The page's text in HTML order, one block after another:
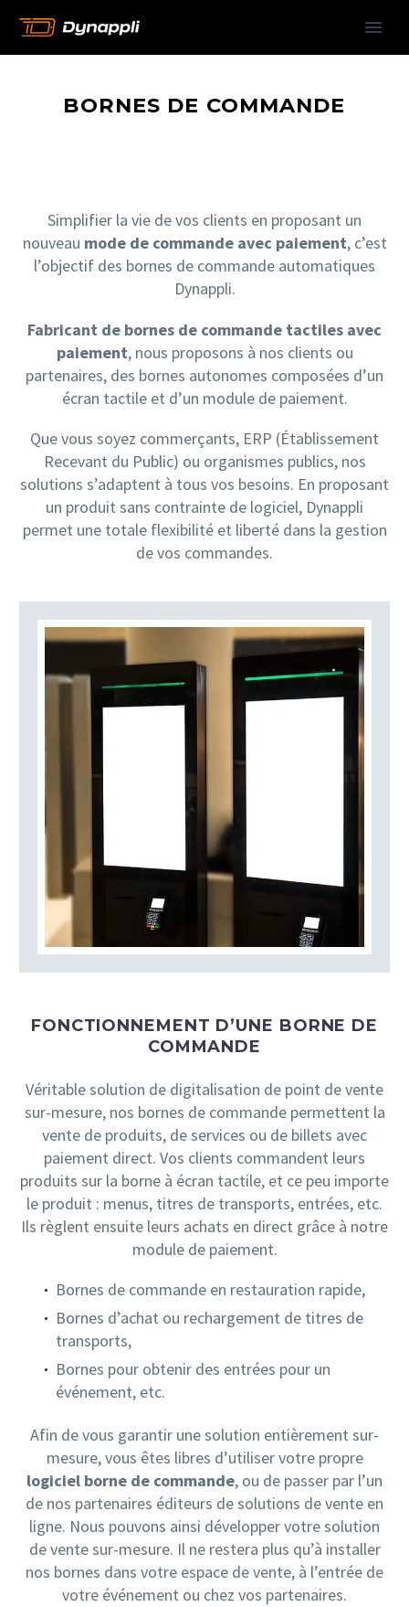
BORNES DE COMMANDE
Simplifier la vie de vos clients en proposant un
nouveau mode de commande avec paiement, c’est
l’objectif des bornes de commande automatiques
Dynappli.
Fabricant de bornes de commande tactiles avec
paiement, nous proposons à nos clients ou
partenaires, des bornes autonomes composées d’un
écran tactile et d’un module de paiement.
Que vous soyez commerçants, ERP (Établissement
Recevant du Public) ou organismes publics, nos
solutions s’adaptent à tous vos besoins. En proposant
un produit sans contrainte de logiciel, Dynappli
permet une totale flexibilité et liberté dans la gestion
de vos commandes.
FONCTIONNEMENT D’UNE BORNE DE
COMMANDE
Véritable solution de digitalisation de point de vente
sur-mesure, nos bornes de commande permettent la
vente de produits, de services ou de billets avec
paiement direct. Vos clients commandent leurs
produits sur la borne à écran tactile, et ce peu importe
le produit : menus, titres de transports, entrées, etc.
Ils règlent ensuite leurs achats en direct grâce à notre
module de paiement.
Bornes de commande en restauration rapide,
Bornes d’achat ou rechargement de titres de
transports,
Bornes pour obtenir des entrées pour un
événement, etc.
Afin de vous garantir une solution entièrement sur-
mesure, vous êtes libres d’utiliser votre propre
logiciel borne de commande, ou de passer par l’un
de nos partenaires éditeurs de solutions de vente en
ligne. Nous pouvons ainsi développer votre solution
de vente sur-mesure. Il ne restera plus qu’à installer
nos bornes dans votre espace de vente, à l’entrée de
votre événement ou chez vos partenaires.